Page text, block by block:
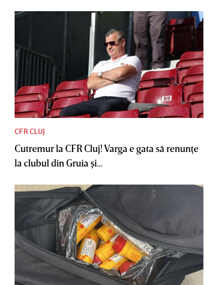
CFR CLUJ
Cutremur la CFR Cluj! Varga e gata să renunţe
la clubul din Gruia şi...